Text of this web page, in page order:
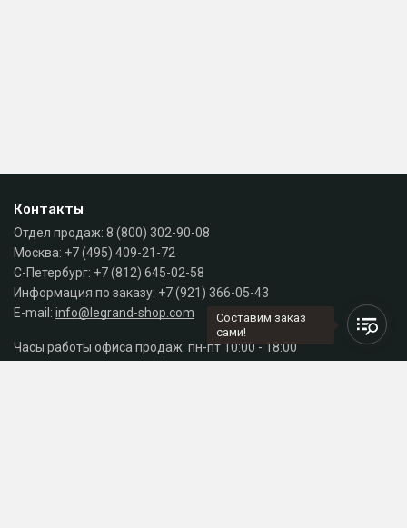
Контакты
Отдел продаж: 8 (800) 302-90-08
Москва: +7 (495) 409-21-72
С-Петербург: +7 (812) 645-02-58
Информация по заказу: +7 (921) 366-05-43
E-mail: info@legrand-shop.com
Часы работы офиса продаж: пн-пт 10:00 - 18:00
Составим заказ
сами!